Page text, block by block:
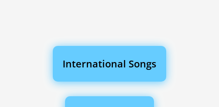
International Songs